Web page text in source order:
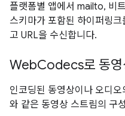
플랫폼별 앱에서 mailto, 비
스키마가 포함된 하이퍼링
고 URL을 수신합니다.
WebCodecs로 동영
인코딩된 동영상이나 오디
와 같은 동영상 스트림의 구